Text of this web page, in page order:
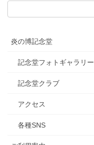
炎の博記念堂
記念堂フォトギャラリー
記念堂クラブ
アクセス
各種SNS